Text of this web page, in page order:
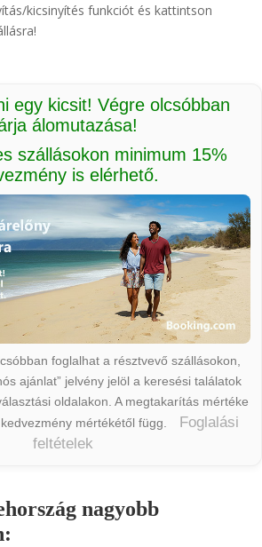
kicsinyítés funkciót és kattintson
egy kicsit! Végre olcsóbban
álomutazása!
szállásokon minimum 15%
is elérhető.
foglalhat a résztvevő szállásokon,
ajánlat” jelvény jelöl a keresési találatok
oldalakon. A megtakarítás mértéke
mértékétől függ.
Foglalási
feltételek
nagyobb